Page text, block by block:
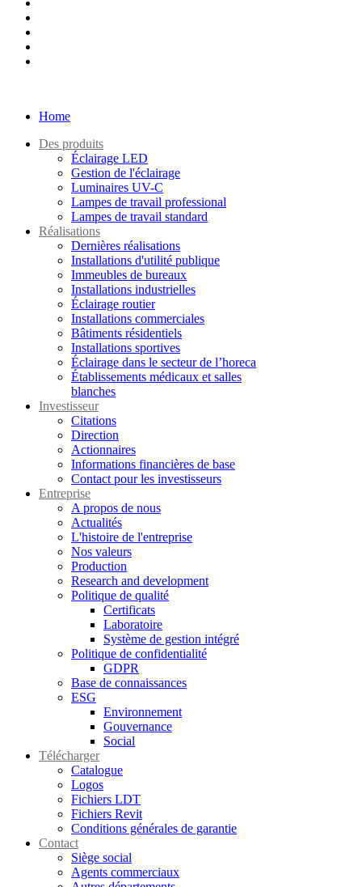
Home
Des produits
Éclairage LED
Gestion de l'éclairage
Luminaires UV-C
Lampes de travail professional
Lampes de travail standard
Réalisations
Dernières réalisations
Installations d'utilité publique
Immeubles de bureaux
Installations industrielles
Éclairage routier
Installations commerciales
Bâtiments résidentiels
Installations sportives
Éclairage dans le secteur de l’horeca
Établissements médicaux et salles
blanches
Investisseur
Citations
Direction
Actionnaires
Informations financières de base
Contact pour les investisseurs
Entreprise
A propos de nous
Actualités
L'histoire de l'entreprise
Nos valeurs
Production
Research and development
Politique de qualité
Certificats
Laboratoire
Système de gestion intégré
Politique de confidentialité
GDPR
Base de connaissances
ESG
Environnement
Gouvernance
Social
Télécharger
Catalogue
Logos
Fichiers LDT
Fichiers Revit
Conditions générales de garantie
Contact
Siège social
Agents commerciaux